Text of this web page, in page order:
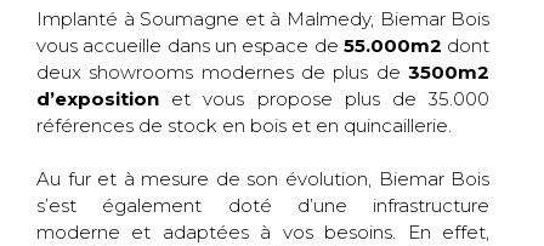
Implanté à Soumagne et à Malmedy, Biemar Bois
vous accueille dans un espace de 55.000m2 dont
deux showrooms modernes de plus de3500m2
d’exposition et vous propose plus de 35.000
références de stock en bois et en quincaillerie.
Au fur et à mesure de son évolution, Biemar Bois
s’est également doté d’une infrastructure
moderne et adaptées à vos besoins. En effet,